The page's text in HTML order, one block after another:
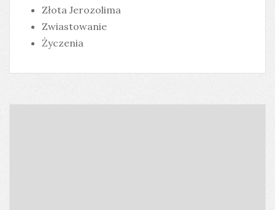
Złota Jerozolima
Zwiastowanie
Życzenia